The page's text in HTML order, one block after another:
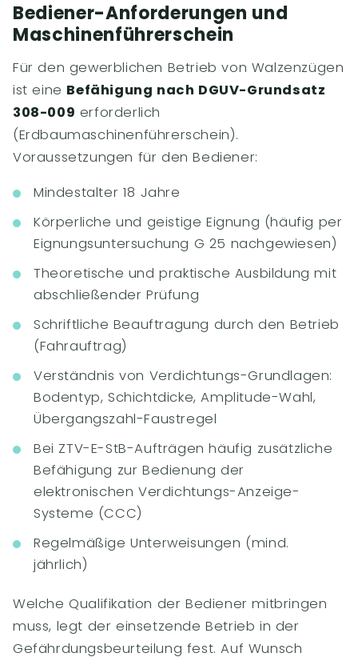
Bediener-Anforderungen und
Maschinenführerschein
Für den gewerblichen Betrieb von Walzenzügen
ist eine Befähigung nach DGUV-Grundsatz
308-009 erforderlich
(Erdbaumaschinenführerschein).
Voraussetzungen für den Bediener:
Mindestalter 18 Jahre
Körperliche und geistige Eignung (häufig per
Eignungsuntersuchung G 25 nachgewiesen)
Theoretische und praktische Ausbildung mit
abschließender Prüfung
Schriftliche Beauftragung durch den Betrieb
(Fahrauftrag)
Verständnis von Verdichtungs-Grundlagen:
Bodentyp, Schichtdicke, Amplitude-Wahl,
Übergangszahl-Faustregel
Bei ZTV-E-StB-Aufträgen häufig zusätzliche
Befähigung zur Bedienung der
elektronischen Verdichtungs-Anzeige-
Systeme (CCC)
Regelmäßige Unterweisungen (mind.
jährlich)
Welche Qualifikation der Bediener mitbringen
muss, legt der einsetzende Betrieb in der
Gefährdungsbeurteilung fest. Auf Wunsch